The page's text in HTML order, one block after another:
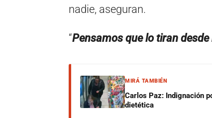
nadie, aseguran.
“Pensamos que lo tiran
MIRÁ TAMBIÉN
Carlos Paz: Indignación
dietética